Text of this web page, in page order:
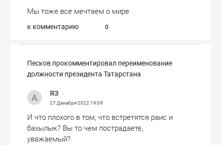
Мы тоже все мечтаем о мире
к комментарию 0
Песков прокомментировал переименование
должности президента Татарстана
ЯЗ
27 Декабря 2022 19:09
И что плохого в том, что встретятся раис и
бахылык? Вы то чем пострадаете,
уважаемый?